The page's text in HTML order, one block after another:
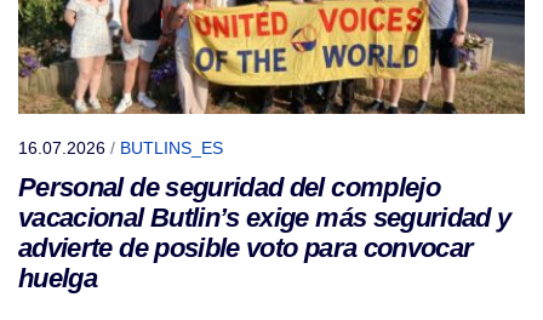
16.07.2026 / BUTLINS_ES
Personal de seguridad del complejo
vacacional Butlin’s exige más seguridad y
advierte de posible voto para convocar
huelga